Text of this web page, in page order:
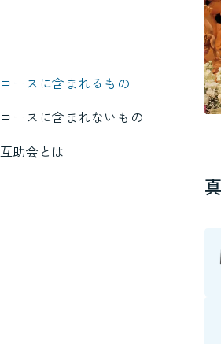
コースに含まれるもの
コースに含まれないもの
互助会とは